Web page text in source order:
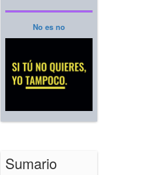
No es no
Sumario